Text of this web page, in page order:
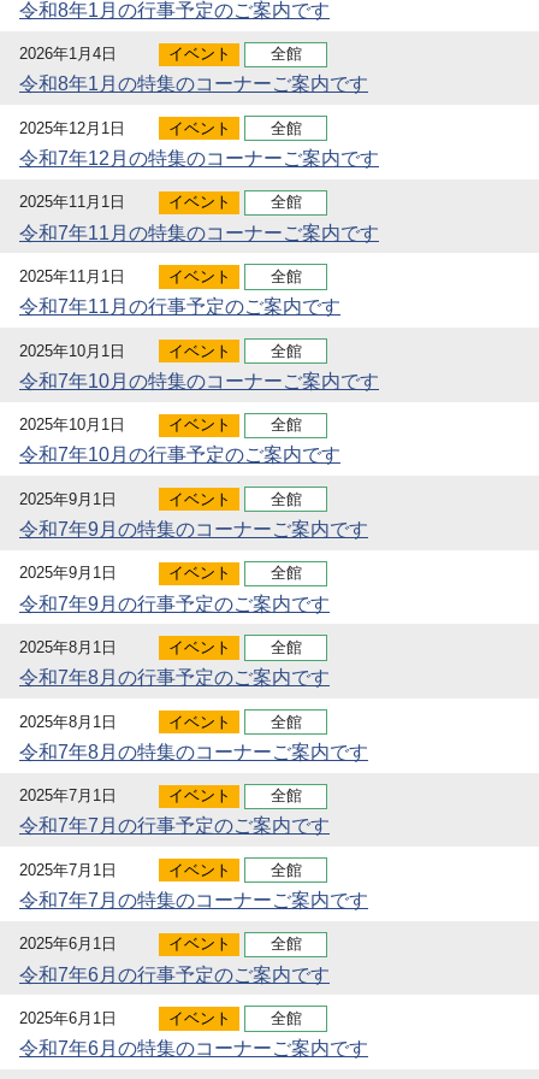
令和8年1月の行事予定のご案内です
2026年1月4日 イベント 全館
令和8年1月の特集のコーナーご案内です
2025年12月1日 イベント 全館
令和7年12月の特集のコーナーご案内です
2025年11月1日 イベント 全館
令和7年11月の特集のコーナーご案内です
2025年11月1日 イベント 全館
令和7年11月の行事予定のご案内です
2025年10月1日 イベント 全館
令和7年10月の特集のコーナーご案内です
2025年10月1日 イベント 全館
令和7年10月の行事予定のご案内です
2025年9月1日 イベント 全館
令和7年9月の特集のコーナーご案内です
2025年9月1日 イベント 全館
令和7年9月の行事予定のご案内です
2025年8月1日 イベント 全館
令和7年8月の行事予定のご案内です
2025年8月1日 イベント 全館
令和7年8月の特集のコーナーご案内です
2025年7月1日 イベント 全館
令和7年7月の行事予定のご案内です
2025年7月1日 イベント 全館
令和7年7月の特集のコーナーご案内です
2025年6月1日 イベント 全館
令和7年6月の行事予定のご案内です
2025年6月1日 イベント 全館
令和7年6月の特集のコーナーご案内です